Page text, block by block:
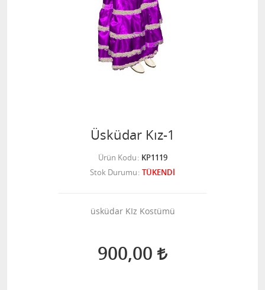
Üsküdar Kız-1
Ürün Kodu KP1119
Stok Durumu TÜKENDİ
üsküdar KIz Kostümü
900,00